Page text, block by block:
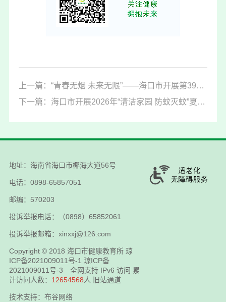
上一篇：“青春无烟 未来无限”——海口市开展第39个世界无烟日暨健康科普行活动
下一篇：海口市开展2026年“清洁家园 防蚊灭蚊”夏秋季爱国卫生百日专项行动启动仪式
地址：海南省海口市椰海大道56号
电话：0898-65857051
邮编：570203
投诉举报电话：（0898）65852061
投诉举报邮箱：xinxxj@126.com
Copyright © 2018 海口市健康教育所 琼
ICP备2021009011号-1 琼ICP备
2021009011号-3 全网支持 IPv6 访问 累
计访问人数： 12654568人 旧站通道
技术支持：布谷网络